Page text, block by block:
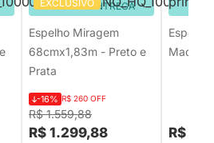
EXCLUSIVO
PRONTA ENTREGA
Espelho Miragem
68cmx1,83m - Preto e
Prata
R$ 1.559,88
-16% R$ 260 OFF
R$ 1.299,88
Espelho
R$